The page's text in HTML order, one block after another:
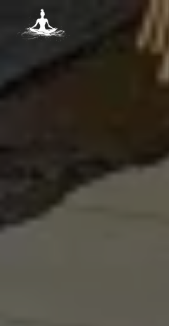
Panneau de gestion des cookies